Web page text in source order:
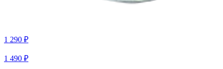
1 290 ₽
1 490 ₽